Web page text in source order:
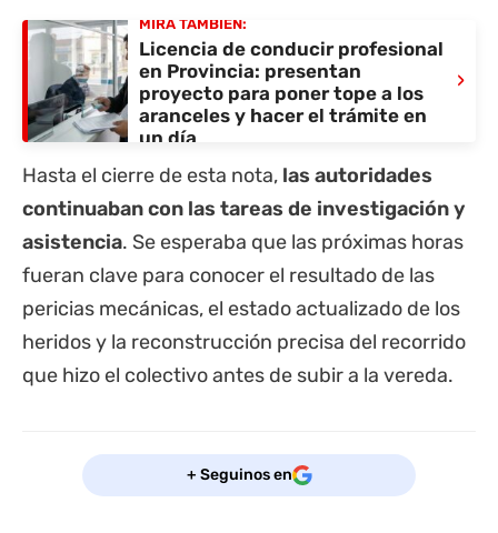
MIRÁ TAMBIÉN:
Licencia de conducir profesional
en Provincia: presentan
proyecto para poner tope a los
aranceles y hacer el trámite en
un día
›
Hasta el cierre de esta nota, las autoridades
continuaban con las tareas de investigación y
asistencia. Se esperaba que las próximas horas
fueran clave para conocer el resultado de las
pericias mecánicas, el estado actualizado de los
heridos y la reconstrucción precisa del recorrido
que hizo el colectivo antes de subir a la vereda.
+ Seguinos en